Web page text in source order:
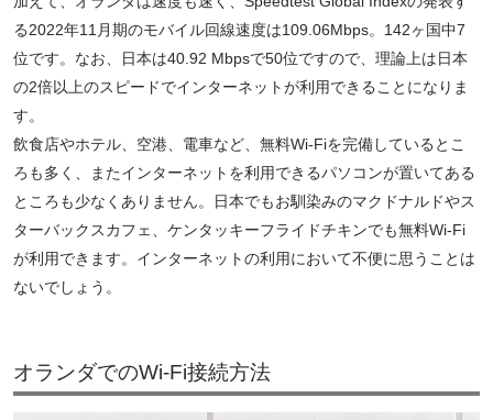
る2022年11月期のモバイル回線速度は109.06Mbps。142ヶ国中7
位です。なお、日本は40.92 Mbpsで50位ですので、理論上は日本
の2倍以上のスピードでインターネットが利用できることになりま
す。
飲食店やホテル、空港、電車など、無料Wi-Fiを完備しているとこ
ろも多く、またインターネットを利用できるパソコンが置いてある
ところも少なくありません。日本でもお馴染みのマクドナルドやス
ターバックスカフェ、ケンタッキーフライドチキンでも無料Wi-Fi
が利用できます。インターネットの利用において不便に思うことは
ないでしょう。
オランダでのWi-Fi接続方法